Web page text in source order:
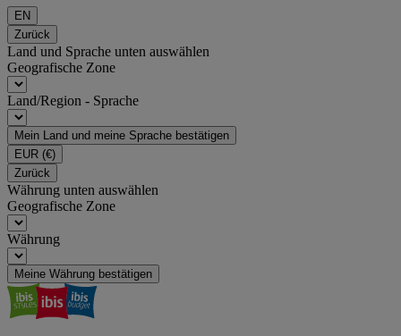
EN
Zurück
Land und Sprache unten auswählen
Geografische Zone
Land/Region - Sprache
Mein Land und meine Sprache bestätigen
EUR (€)
Zurück
Währung unten auswählen
Geografische Zone
Währung
Meine Währung bestätigen